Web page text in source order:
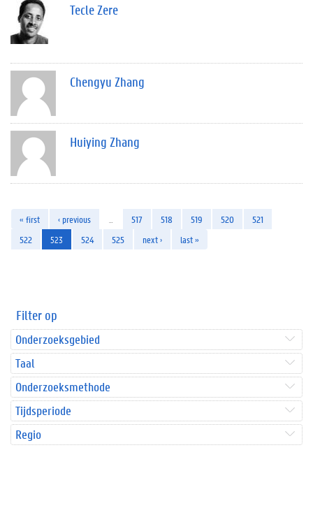
Tecle Zere
Chengyu Zhang
Huiying Zhang
« first ‹ previous 517 518 519 520
521
522
523 524 525 next › last »
Filter op
Onderzoeksgebied
Taal
Onderzoeksmethode
Tijdsperiode
Regio